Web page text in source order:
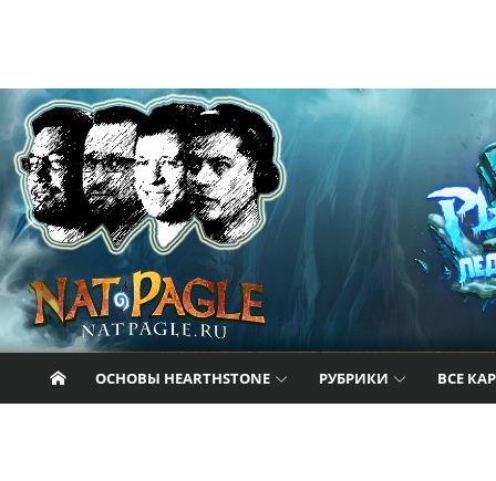
Hearthstone.
ОСНОВЫ HEARTHSTONE РУБРИКИ ВСЕ